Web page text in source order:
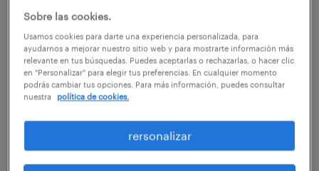
Integrar armónicamente a comunidades en
riesgo de exclusión social en el ámbito
laboral es una práctica en auge en la cultura
corporativa de muchas empresas. Toda
Sobre las cookies.
Usamos cookies para darte una experiencia personalizada, para
ayudarnos a mejorar nuestro sitio web y para mostrarte información más
relevante en tus búsquedas. Puedes aceptarlas o rechazarlas, o hacer clic
en "Personalizar" para elegir tus preferencias. En cualquier momento
podrás cambiar tus opciones. Para más información, puedes consultar
nuestra
política de cookies.
rersonalizar